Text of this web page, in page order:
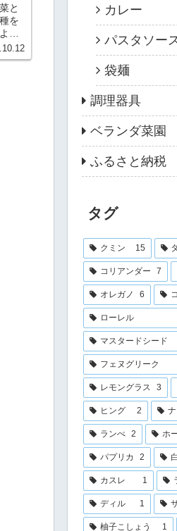
と
を
り
は
カレー
パスタソー
袋麺
調理器具
ベランダ菜園
ふるさと納税
タグ
クミン 15
コリアンダー 7
オレガノ 6
ローレル
マスタードシード
フェヌグリーク
レモングラス 3
ヒング 2
ランぺ 2 ホ
パプリカ 2
カスレ 1
ディル 1
柚子こしょう 1